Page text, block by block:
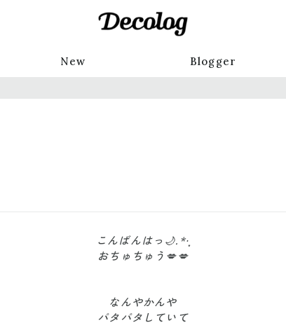
New Blogger
こんばんはっ🌙.*·̩͙
おちゅちゅう💋💋
なんやかんや
パタパタしていて